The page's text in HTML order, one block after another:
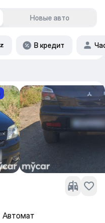
Новые авто
В кредит
Автомат